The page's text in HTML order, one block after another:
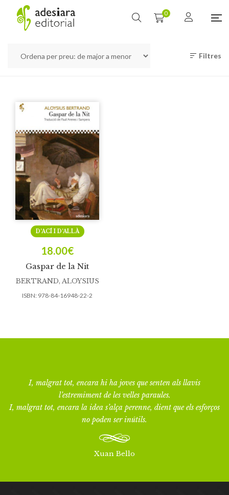
0
Filtres
Gaspar de la Nit
D’ACÍ I D’ALLÀ
18.00€
BERTRAND, ALOYSIUS
ISBN: 978-84-16948-22-2
I, malgrat tot, encara hi ha joves que senten als llavis
l’estremiment de les velles paraules.
I, malgrat tot, encara la idea s’alça perenne, dient que els esforços
no poden ser inútils.
Xuan Bello